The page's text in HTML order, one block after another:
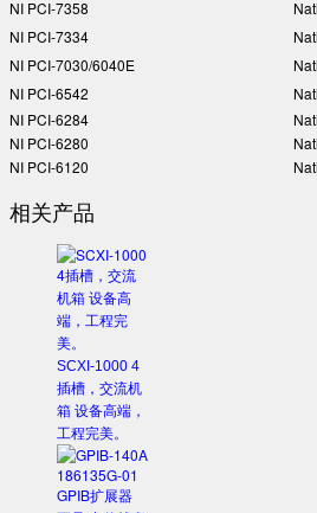
NI PCI-7358
NI PCI-7334
NI PCI-7030/6040E
NI PCI-6542
NI PCI-6284
NI PCI-6280
NI PCI-6120
相关产品
SCXI-1000 4
插槽，交流机
箱 设备高端，
工程完美。